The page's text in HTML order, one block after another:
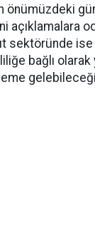
önümüzdeki
açıklamalara
sektöründe ise
bağlı
gelebileceği